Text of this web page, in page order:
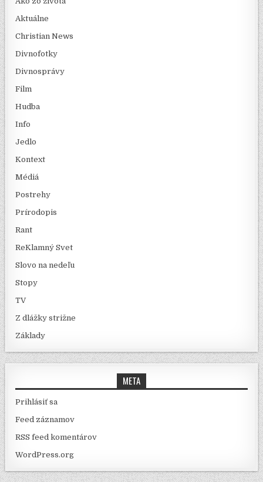
Aktuálne
Christian News
Divnofotky
Divnosprávy
Film
Hudba
Info
Jedlo
Kontext
Médiá
Postrehy
Prírodopis
Rant
ReKlamný Svet
Slovo na nedeľu
Stopy
TV
Z dlážky strižne
Základy
META
Prihlásiť sa
Feed záznamov
RSS feed komentárov
WordPress.org